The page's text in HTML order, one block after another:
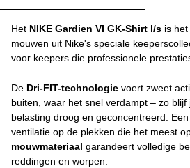
Het NIKE Gardien VI GK-Shirt l/s is
mouwen uit Nike's speciale
voor keepers die professionele
De Dri-FIT-technologie voert zweet
buiten, waar het snel verdampt – zo
belasting droog en geconcentreerd. Een
ventilatie op de plekken die het meest
mouwmateriaal garandeert volledige
reddingen en worpen.